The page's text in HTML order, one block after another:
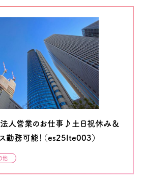
法人営業のお仕事♪土日祝休み＆
勤務可能！（es25lte003）
他